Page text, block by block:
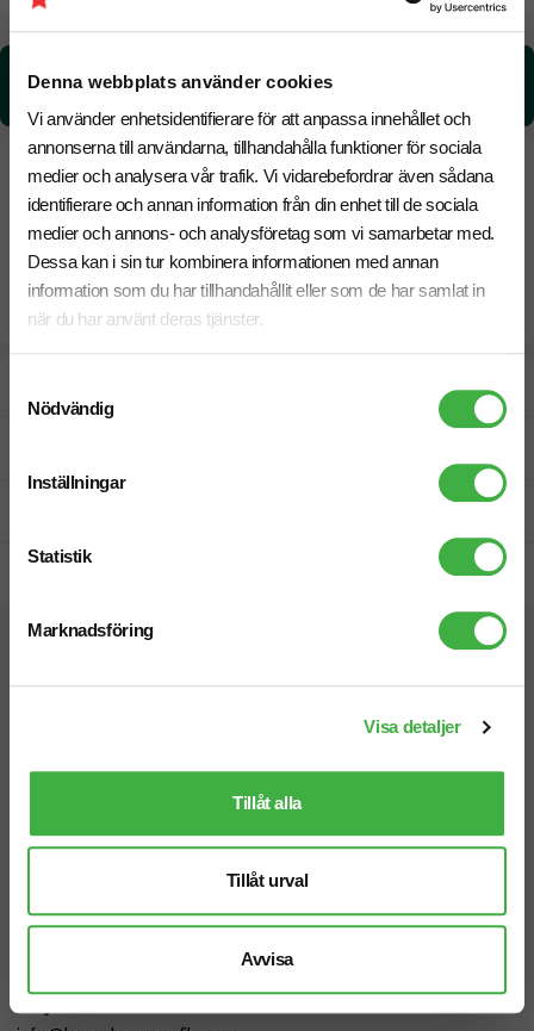
Denna webbplats använder cookies
Vi använder enhetsidentifierare för att anpassa innehållet och
annonserna till användarna, tillhandahålla funktioner för sociala
medier och analysera vår trafik. Vi vidarebefordrar även sådana
identifierare och annan information från din enhet till de sociala
medier och annons- och analysföretag som vi samarbetar med.
Dessa kan i sin tur kombinera informationen med annan
information som du har tillhandahållit eller som de har samlat in
när du har använt deras tjänster.
Nödvändig
Inställningar
Statistik
Marknadsföring
Visa detaljer
Tillåt alla
Tillåt urval
Avvisa
CO₂e -avtryck:
0,626293917366519 kg CO₂e / per styck
Telefon: 019-760 65 00
Mejl